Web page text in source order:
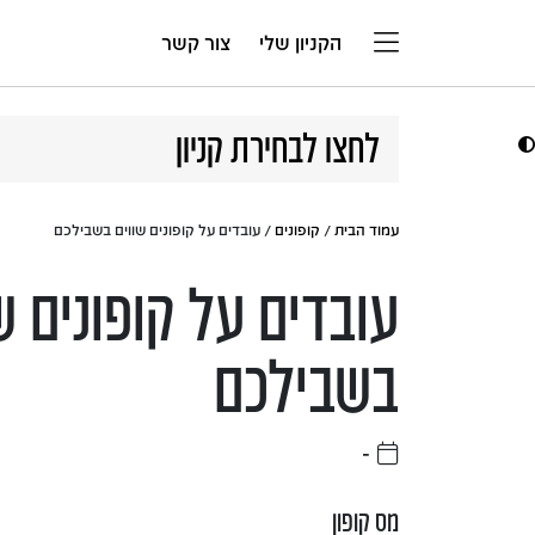
הקניון שלי צור קשר
לחצו לבחירת קניון
עמוד הבית / קופונים / עובדים על קופונים שווים בשבילכם
עובדים על קופונים
בשבילכם
-
מס קופון